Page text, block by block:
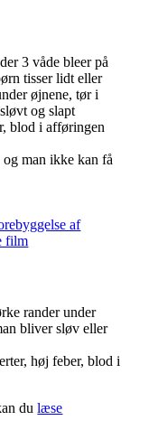
3 våde bleer på
tisser lidt eller
øjnene, tør i
og slapt
blod i afføringen
man ikke kan få
af
film
rander under
bliver sløv eller
høj feber, blod i
dulæse